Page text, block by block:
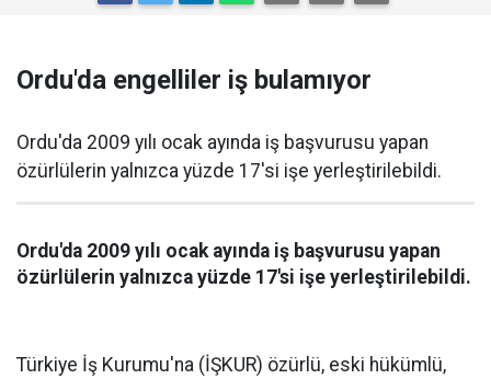
Ordu'da engelliler iş bulamıyor
Ordu'da 2009 yılı ocak ayında iş başvurusu yapan
özürlülerin yalnızca yüzde 17'si işe yerleştirilebildi.
Ordu'da 2009 yılı ocak ayında iş başvurusu yapan
özürlülerin yalnızca yüzde 17'si işe yerleştirilebildi.
Türkiye İş Kurumu'na (İŞKUR) özürlü, eski hükümlü,